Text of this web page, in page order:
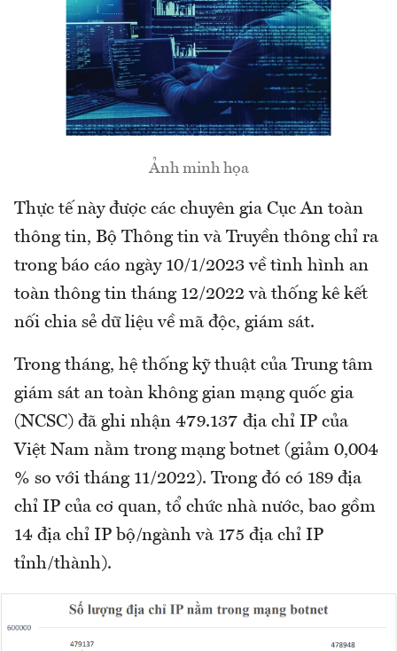
Ảnh minh họa
Thực tế này được các chuyên gia Cục An toàn
thông tin, Bộ Thông tin và Truyền thông chỉ ra
trong báo cáo ngày 10/1/2023 về tình hình an
toàn thông tin tháng 12/2022 và thống kê kết
nối chia sẻ dữ liệu về mã độc, giám sát.
Trong tháng, hệ thống kỹ thuật của Trung tâm
giám sát an toàn không gian mạng quốc gia
(NCSC) đã ghi nhận 479.137 địa chỉ IP của
Việt Nam nằm trong mạng botnet (giảm 0,004
% so với tháng 11/2022). Trong đó có 189 địa
chỉ IP của cơ quan, tổ chức nhà nước, bao gồm
14 địa chỉ IP bộ/ngành và 175 địa chỉ IP
tỉnh/thành).